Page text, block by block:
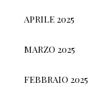
APRILE 2025
MARZO 2025
FEBBRAIO 2025